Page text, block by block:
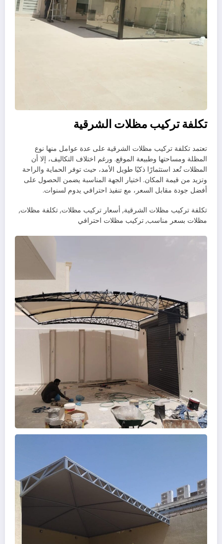
تكلفة تركيب مظلات الشرقية
تعتمد تكلفة تركيب مظلات الشرقية على عدة عوامل منها نوع
المظلة ومساحتها وطبيعة الموقع. ورغم اختلاف التكاليف، إلا أن
المظلات تُعد استثمارًا ذكيًا طويل الأمد، حيث توفر الحماية والراحة
وتزيد من قيمة المكان. اختيار الجهة المناسبة يضمن الحصول على
أفضل جودة مقابل السعر، مع تنفيذ احترافي يدوم لسنوات.
تكلفة تركيب مظلات الشرقية, أسعار تركيب مظلات, تكلفة مظلات,
مظلات بسعر مناسب, تركيب مظلات احترافي